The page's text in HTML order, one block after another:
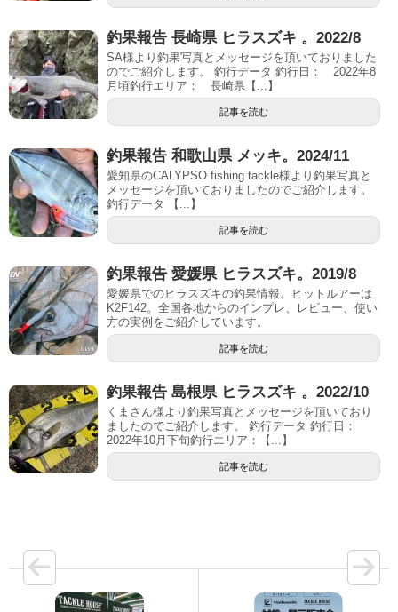
釣果報告 長崎県 ヒラスズキ 。2022/8
SA様より釣果写真とメッセージを頂いておりました
のでご紹介します。 釣行データ 釣行日： 2022年8
月頃釣行エリア： 長崎県【...】
記事を読む
釣果報告 和歌山県 メッキ。2024/11
愛知県のCALYPSO fishing tackle様より釣果写真と
メッセージを頂いておりましたのでご紹介します。
釣行データ 【...】
記事を読む
釣果報告 愛媛県 ヒラスズキ。2019/8
愛媛県でのヒラスズキの釣果情報。ヒットルアーは
K2F142。全国各地からのインプレ、レビュー、使い
方の実例をご紹介しています。
記事を読む
釣果報告 島根県 ヒラスズキ 。2022/10
くまさん様より釣果写真とメッセージを頂いており
ましたのでご紹介します。 釣行データ 釣行日：
2022年10月下旬釣行エリア：【...】
記事を読む